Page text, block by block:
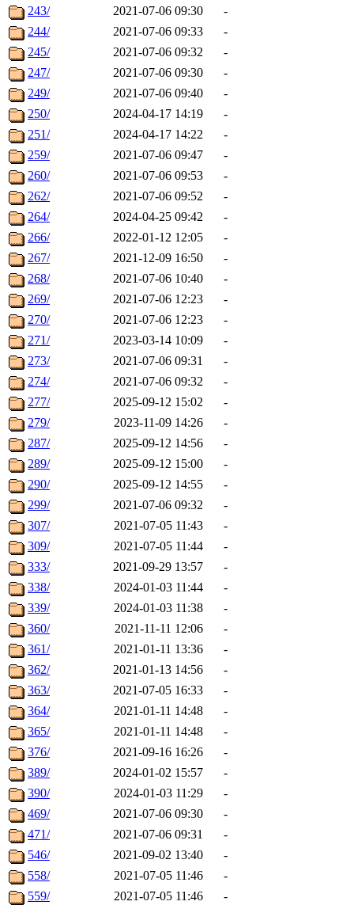
243/
2021-07-06 09:30
-
244/
2021-07-06 09:33
-
245/
2021-07-06 09:32
-
247/
2021-07-06 09:30
-
249/
2021-07-06 09:40
-
250/
2024-04-17 14:19
-
251/
2024-04-17 14:22
-
259/
2021-07-06 09:47
-
260/
2021-07-06 09:53
-
262/
2021-07-06 09:52
-
264/
2024-04-25 09:42
-
266/
2022-01-12 12:05
-
267/
2021-12-09 16:50
-
268/
2021-07-06 10:40
-
269/
2021-07-06 12:23
-
270/
2021-07-06 12:23
-
271/
2023-03-14 10:09
-
273/
2021-07-06 09:31
-
274/
2021-07-06 09:32
-
277/
2025-09-12 15:02
-
279/
2023-11-09 14:26
-
287/
2025-09-12 14:56
-
289/
2025-09-12 15:00
-
290/
2025-09-12 14:55
-
299/
2021-07-06 09:32
-
307/
2021-07-05 11:43
-
309/
2021-07-05 11:44
-
333/
2021-09-29 13:57
-
338/
2024-01-03 11:44
-
339/
2024-01-03 11:38
-
360/
2021-11-11 12:06
-
361/
2021-01-11 13:36
-
362/
2021-01-13 14:56
-
363/
2021-07-05 16:33
-
364/
2021-01-11 14:48
-
365/
2021-01-11 14:48
-
376/
2021-09-16 16:26
-
389/
2024-01-02 15:57
-
390/
2024-01-03 11:29
-
469/
2021-07-06 09:30
-
471/
2021-07-06 09:31
-
546/
2021-09-02 13:40
-
558/
2021-07-05 11:46
-
559/
2021-07-05 11:46
-